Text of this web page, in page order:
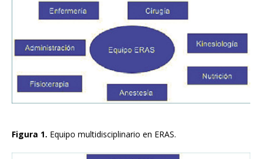
Figura 1. Equipo multidisciplinario en ERAS.